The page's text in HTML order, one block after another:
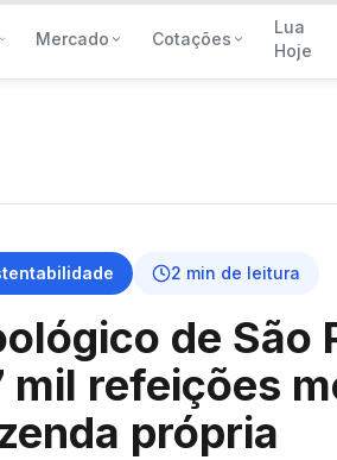
Mercado Cotações
Lua
Hoje
2 min de leitura
de São
mil refeições
própria